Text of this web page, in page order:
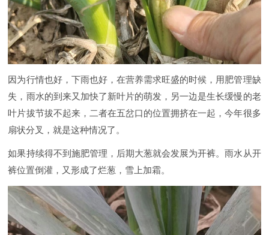
因为行情也好，下雨也好，在营养需求旺盛的时候，用肥管理缺
失，雨水的到来又加快了新叶片的萌发，另一边是生长缓慢的老
叶片拔节拔不起来，二者在五岔口的位置拥挤在一起，今年很多
扇状分叉，就是这种情况了。
如果持续得不到施肥管理，后期大葱就会发展为开裤。雨水从开
裤位置倒灌，又形成了烂葱，雪上加霜。